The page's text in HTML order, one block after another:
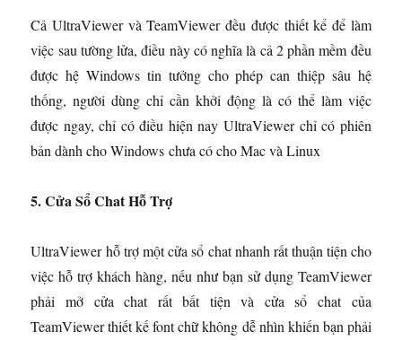
Cả UltraViewer và TeamViewer đều được thiết kể để làm
việc sau tường lửa, điều này có nghĩa là cả 2 phần mềm đều
được hệ Windows tin tưởng cho phép can thiệp sâu hệ
thống, người dùng chỉ cần khởi động là có thể làm việc
được ngay, chỉ có điều hiện nay UltraViewer chỉ có phiên
bản dành cho Windows chưa có cho Mac và Linux
5. Cửa Sổ Chat Hỗ Trợ
UltraViewer hỗ trợ một cửa sổ chat nhanh rất thuận tiện cho
việc hỗ trợ khách hàng, nếu như bạn sử dụng TeamViewer
phải mở cửa chat rất bất tiện và cửa sổ chat của
TeamViewer thiết kế font chữ không dễ nhìn khiến bạn phải